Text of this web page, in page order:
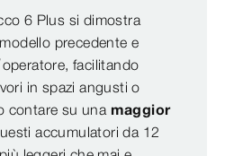
6 Plus si dimostra
precedente e
facilitando
in spazi angusti o
contare su unamaggior
accumulatori da 12